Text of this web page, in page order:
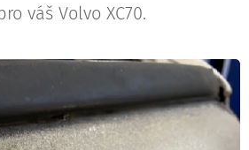
váš Volvo XC70.